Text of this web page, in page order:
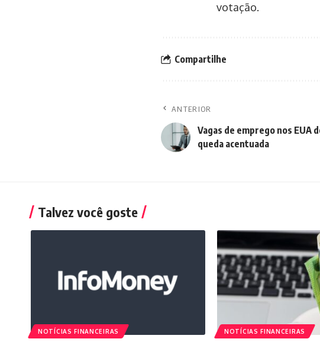
votação.
Compartilhe
ANTERIOR
Vagas de emprego nos EUA
queda acentuada
Talvez você goste
NOTÍCIAS FINANCEIRAS NOTÍCIAS FINANCEIRAS